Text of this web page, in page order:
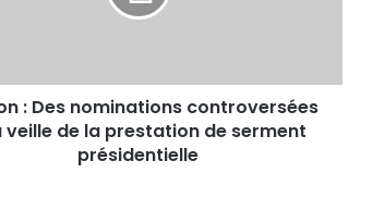
: Des nominations controversées
veille de la prestation de serment
présidentielle